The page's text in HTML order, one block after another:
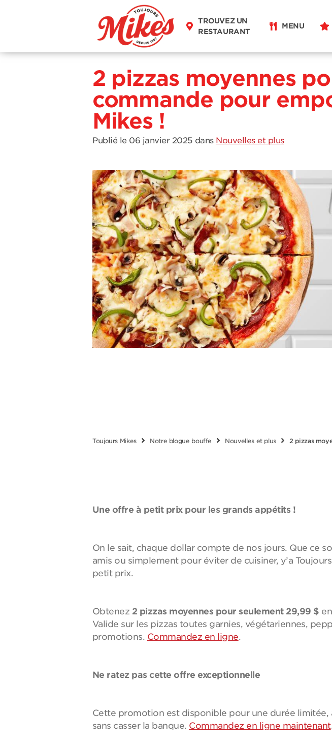
TROUVEZ UN
RESTAURANT
MENU
2 pizzas moyennes
commande pour
Mikes !
Publié le 06 janvier 2025 dans Nouvelles et plus
Toujours Mikes Notre blogue bouffe Nouvelles et plus 2 pizzas
Une offre à petit prix pour les grands appétits !
On le sait, chaque dollar compte de nos jours. Que ce
amis ou simplement pour éviter de cuisiner, y’a
petit prix.
Obtenez 2 pizzas moyennes pour seulement 29,99 $
Valide sur les pizzas toutes garnies, végétariennes,
promotions. Commandez en ligne.
Ne ratez pas cette offre exceptionnelle
Cette promotion est disponible pour une durée limitée,
sans casser la banque. Commandez en ligne maintenant